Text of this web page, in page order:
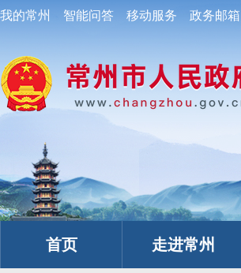
我的常州 智能问答 移动服务 政务邮箱
首页 走进常州